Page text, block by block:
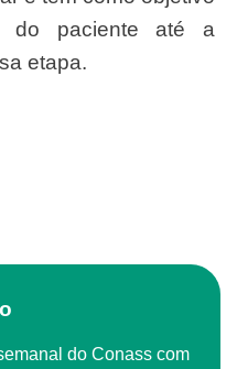
do paciente até a
etapa.